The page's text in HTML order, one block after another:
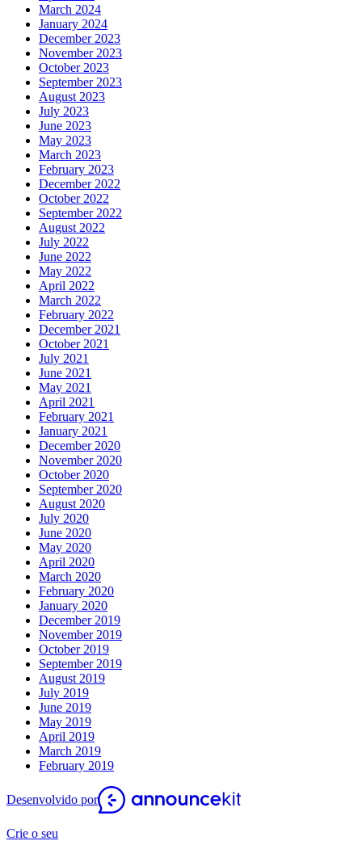
March 2024
January 2024
December 2023
November 2023
October 2023
September 2023
August 2023
July 2023
June 2023
May 2023
March 2023
February 2023
December 2022
October 2022
September 2022
August 2022
July 2022
June 2022
May 2022
April 2022
March 2022
February 2022
December 2021
October 2021
July 2021
June 2021
May 2021
April 2021
February 2021
January 2021
December 2020
November 2020
October 2020
September 2020
August 2020
July 2020
June 2020
May 2020
April 2020
March 2020
February 2020
January 2020
December 2019
November 2019
October 2019
September 2019
August 2019
July 2019
June 2019
May 2019
April 2019
March 2019
February 2019
Desenvolvido por
Crie o seu